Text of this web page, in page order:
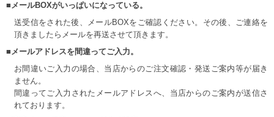
■メールBOXがいっぱいになっている。
送受信をされた後、メールBOXをご確認ください。その後、ご連絡を
頂きましたらメールを再送させて頂きます。
■メールアドレスを間違ってご入力。
お間違いご入力の場合、当店からのご注文確認・発送ご案内等が届き
ません。
間違ってご入力されたメールアドレスへ、当店からのご案内が送信さ
れております。